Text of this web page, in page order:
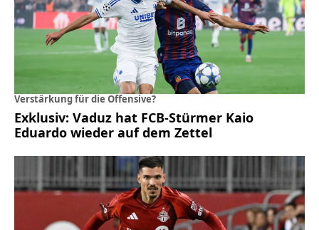
Verstärkung für die Offensive?
Exklusiv: Vaduz hat FCB-Stürmer Kaio
Eduardo wieder auf dem Zettel